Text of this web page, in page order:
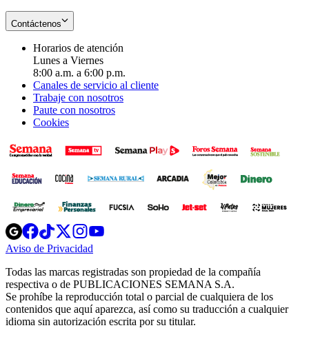
Contáctenos
Horarios de atención
Lunes a Viernes
8:00 a.m. a 6:00 p.m.
Canales de servicio al cliente
Trabaje con nosotros
Paute con nosotros
Cookies
Opens
in
new
Opens
in
new
Opens
in
new
window
Opens
new
windowwindow
Aviso de Privacidad
new
window
Todas las marcas registradas son propiedad de la compañía
respectiva o de PUBLICACIONES SEMANA S.A.
Se prohíbe la reproducción total o parcial de cualquiera de los
contenidos que aquí aparezca, así como su traducción a cualquier
idioma sin autorización escrita por su titular.